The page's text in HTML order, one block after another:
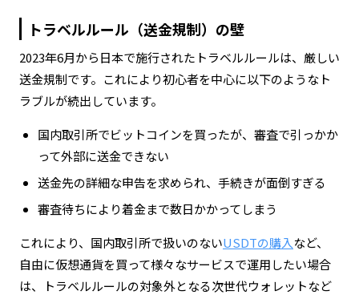
トラベルルール（送金規制）の壁
2023年6月から日本で施行されたトラベルルールは、厳しい
送金規制です。これにより初心者を中心に以下のようなト
ラブルが続出しています。
国内取引所でビットコインを買ったが、審査で引っかか
って外部に送金できない
送金先の詳細な申告を求められ、手続きが面倒すぎる
審査待ちにより着金まで数日かかってしまう
これにより、国内取引所で扱いのないUSDTの購入など、
自由に仮想通貨を買って様々なサービスで運用したい場合
は、トラベルルールの対象外となる次世代ウォレットなど